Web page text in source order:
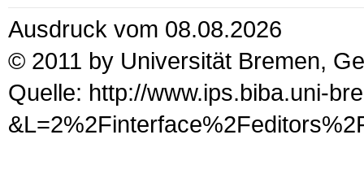
Ausdruck vom 08.08.2026
© 2011 by Universität Bremen,
Quelle: http://www.ips.biba.uni-